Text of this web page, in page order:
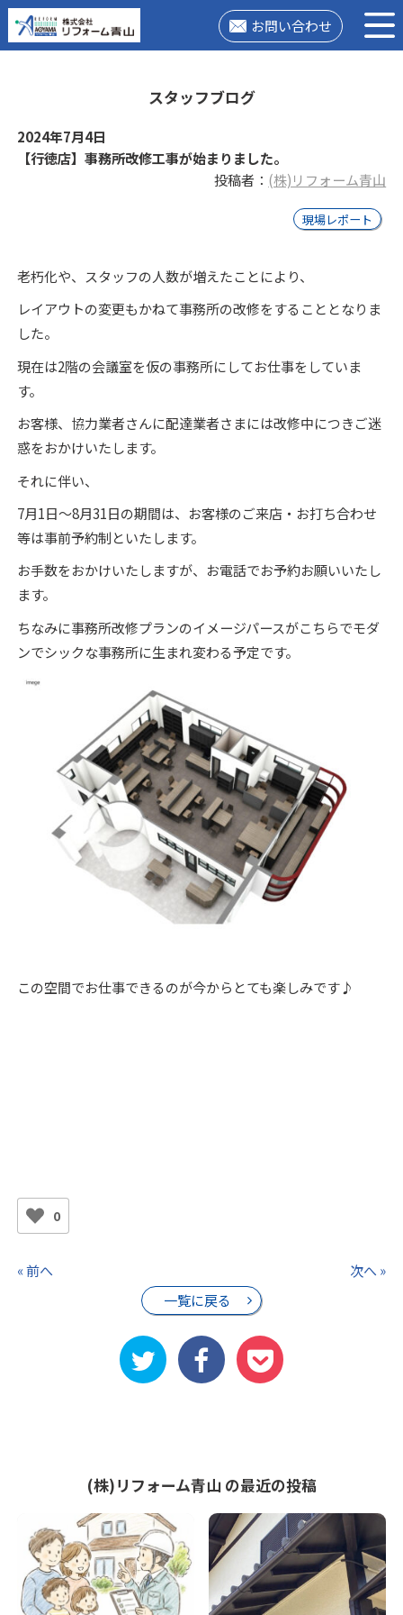
お問い合わせ
スタッフブログ
2024年7月4日
【行徳店】事務所改修工事が始まりました。
投稿者： (株)リフォーム青山
現場レポート
老朽化や、スタッフの人数が増えたことにより、
レイアウトの変更もかねて事務所の改修をすることとなりま
した。
現在は2階の会議室を仮の事務所にしてお仕事をしていま
す。
お客様、協力業者さんに配達業者さまには改修中につきご迷
惑をおかけいたします。
それに伴い、
7月1日～8月31日の期間は、お客様のご来店・お打ち合わせ
等は事前予約制といたします。
お手数をおかけいたしますが、お電話でお予約お願いいたし
ます。
ちなみに事務所改修プランのイメージパースがこちらでモダ
ンでシックな事務所に生まれ変わる予定です。
この空間でお仕事できるのが今からとても楽しみです♪
0
« 前へ
一覧に戻る
次へ »
(株)リフォーム青山 の最近の投稿